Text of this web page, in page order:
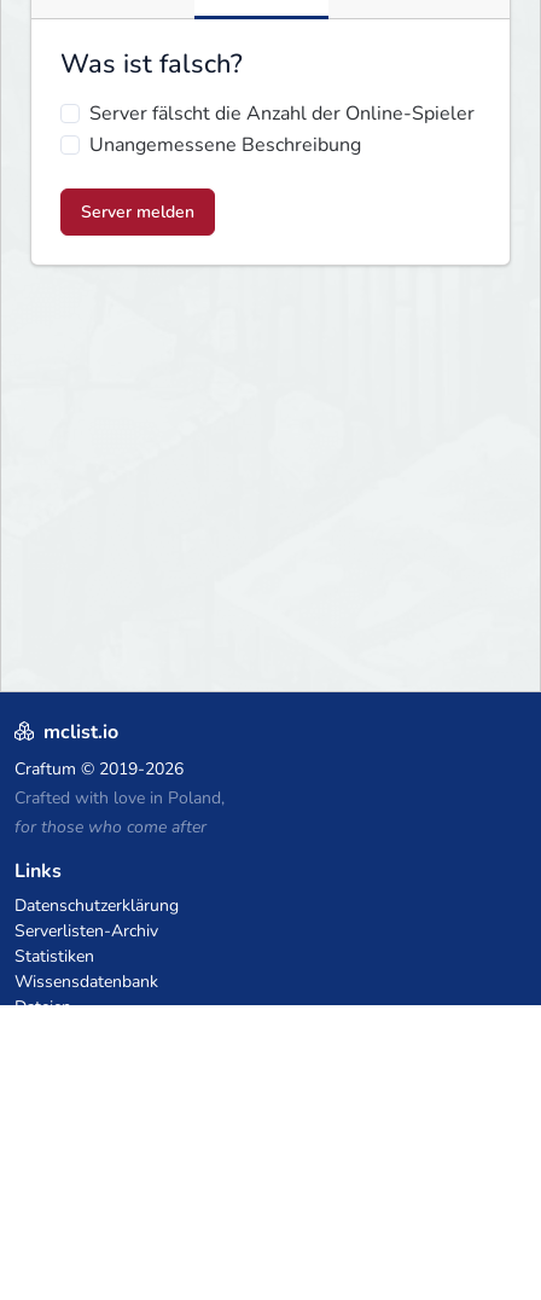
Was ist falsch?
Server fälscht die Anzahl der Online-Spieler
Unangemessene Beschreibung
Server melden
mclist.io
Craftum © 2019-2026
Crafted with love in Poland,
for those who come after
Links
Datenschutzerklärung
Serverlisten-Archiv
Statistiken
Wissensdatenbank
Dateien